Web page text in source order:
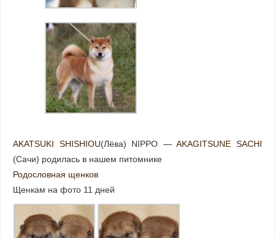
AKATSUKI SHISHIOU(Лёва) NIPPO —AKAGITSUNE SACHI
(Сачи) родилась в нашем питомнике
Родословная щенков
Щенкам на фото 11 дней